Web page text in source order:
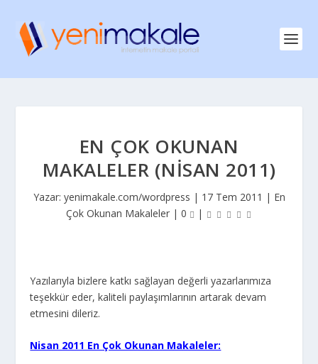
EN ÇOK OKUNAN
MAKALELER (NISAN 2011)
Yazar: yenimakale.com/wordpress | 17 Tem 2011 | En
Çok Okunan Makaleler| 0 |
Yazılarıyla bizlere katkı sağlayan değerli yazarlarımıza
teşekkür eder, kaliteli paylaşımlarının artarak devam
etmesini dileriz.
Nisan 2011 En Çok Okunan Makaleler: